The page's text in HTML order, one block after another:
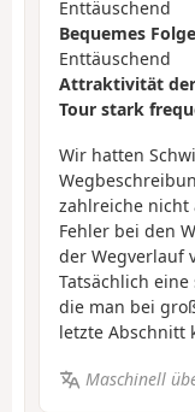
Enttäuschend
Bequemes
Enttäuschend
Attraktivität
Tour stark
Wir hatten
zahlreiche nicht
Fehler bei den
der Wegverlauf
Tatsächlich
die man bei
letzte Abschnitt
Maschinell